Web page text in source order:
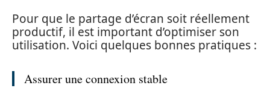
Pour que le partage d’écran soit réellement
productif, il est important d’optimiser son
utilisation. Voici quelques bonnes pratiques :
Assurer une connexion stable